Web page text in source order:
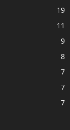
19
11
9
8
7
7
7